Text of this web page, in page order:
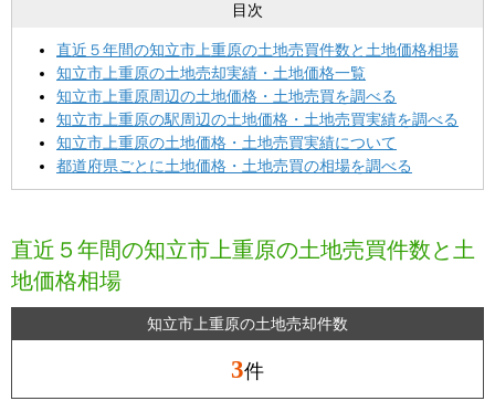
目次
直近５年間の知立市上重原の土地売買件数と土地価格相場
知立市上重原の土地売却実績・土地価格一覧
知立市上重原周辺の土地価格・土地売買を調べる
知立市上重原の駅周辺の土地価格・土地売買実績を調べる
知立市上重原の土地価格・土地売買実績について
都道府県ごとに土地価格・土地売買の相場を調べる
直近５年間の知立市上重原の土地売買件数と土
地価格相場
知立市上重原の土地売却件数
3件